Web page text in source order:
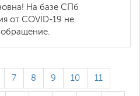
На базе СПб
от COVID-19 не
7 8 9 10 11